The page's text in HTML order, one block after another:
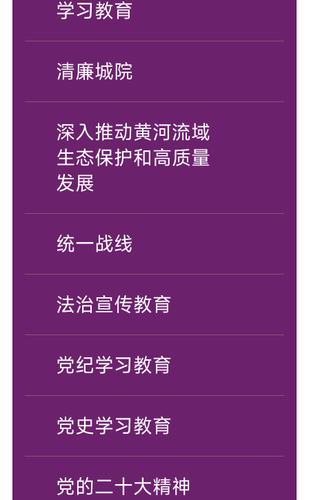
学习教育
清廉城院
深入推动黄河流域
生态保护和高质量
发展
统一战线
法治宣传教育
党纪学习教育
党史学习教育
党的二十大精神